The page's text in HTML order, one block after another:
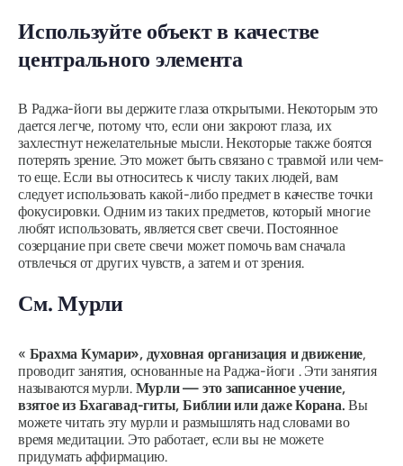
Используйте объект в качестве
центрального элемента
В Раджа-йоги вы держите глаза открытыми. Некоторым это
дается легче, потому что, если они закроют глаза, их
захлестнут нежелательные мысли. Некоторые также боятся
потерять зрение. Это может быть связано с травмой или чем-
то еще. Если вы относитесь к числу таких людей, вам
следует использовать какой-либо предмет в качестве точки
фокусировки. Одним из таких предметов, который многие
любят использовать, является свет свечи. Постоянное
созерцание при свете свечи может помочь вам сначала
отвлечься от других чувств, а затем и от зрения.
См.Мурли
« Брахма Кумари», духовная организация и движение,
проводит занятия, основанные наРаджа-йоги . Эти занятия
называютсямурли.Мурли— это записанное учение,
взятое из Бхагавад-гиты, Библии или даже Корана. Вы
можете читать эту мурли и размышлять над словами во
время медитации. Это работает, если вы не можете
придумать аффирмацию.